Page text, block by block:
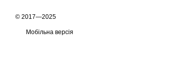
© 2017—2025
Мобільна версія